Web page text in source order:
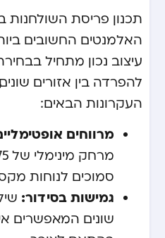
תכנון פריסת
האלמנטים החשובים
עיצוב נכון מתחיל
להפרדה בין אזורים
העקרונות הבאים:
מרווחים
סמוכים לנוחות
גמישות בסידור:
שונים המאפשרים